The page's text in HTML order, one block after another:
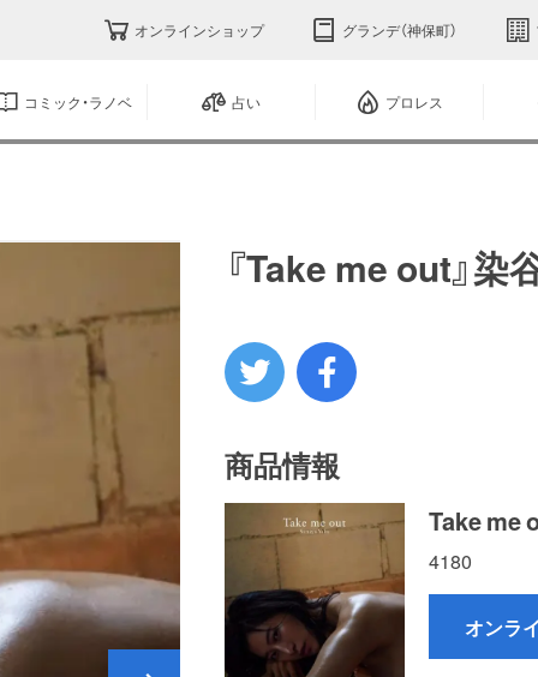
オンラインショップ グランデ（神保町）
コミック・ラノベ 占い プロレス
『Take me out』
商品情報
Take me
4180
オンラ